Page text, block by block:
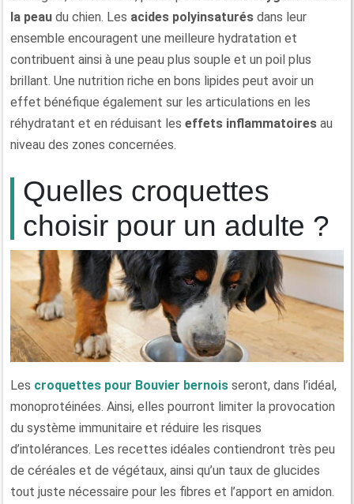
la peau du chien. Les acides polyinsaturés dans leur
ensemble encouragent une meilleure hydratation et
contribuent ainsi à une peau plus souple et un poil plus
brillant. Une nutrition riche en bons lipides peut avoir un
effet bénéfique également sur les articulations en les
réhydratant et en réduisant les effets inflammatoires au
niveau des zones concernées.
Quelles croquettes
choisir pour un adulte ?
Les croquettes pour Bouvier bernois seront, dans l’idéal,
monoprotéinées. Ainsi, elles pourront limiter la provocation
du système immunitaire et réduire les risques
d’intolérances. Les recettes idéales contiendront très peu
de céréales et de végétaux, ainsi qu’un taux de glucides
tout juste nécessaire pour les fibres et l’apport en amidon.